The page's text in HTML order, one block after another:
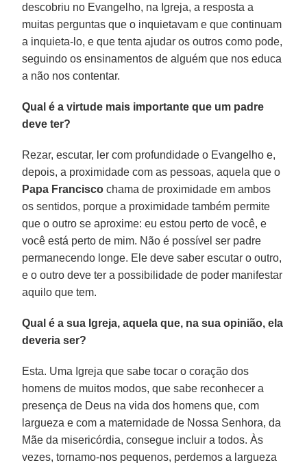
descobriu no Evangelho, na Igreja, a resposta a
muitas perguntas que o inquietavam e que continuam
a inquieta-lo, e que tenta ajudar os outros como pode,
seguindo os ensinamentos de alguém que nos educa
a não nos contentar.
Qual é a virtude mais importante que um padre
deve ter?
Rezar, escutar, ler com profundidade o Evangelho e,
depois, a proximidade com as pessoas, aquela que o
Papa Francisco chama de proximidade em ambos
os sentidos, porque a proximidade também permite
que o outro se aproxime: eu estou perto de você, e
você está perto de mim. Não é possível ser padre
permanecendo longe. Ele deve saber escutar o outro,
e o outro deve ter a possibilidade de poder manifestar
aquilo que tem.
Qual é a sua Igreja, aquela que, na sua opinião, ela
deveria ser?
Esta. Uma Igreja que sabe tocar o coração dos
homens de muitos modos, que sabe reconhecer a
presença de Deus na vida dos homens que, com
largueza e com a maternidade de Nossa Senhora, da
Mãe da misericórdia, consegue incluir a todos. Às
vezes, tornamo-nos pequenos, perdemos a largueza